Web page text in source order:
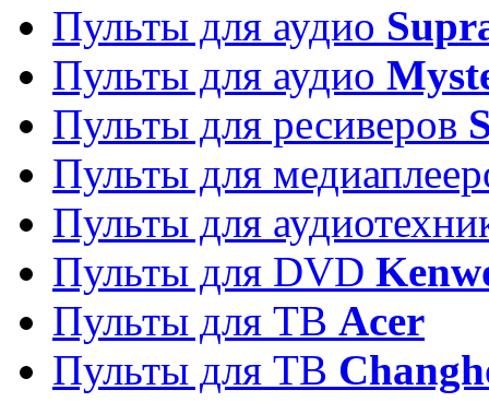
Пульты для аудио
Пульты для аудио
Пульты для ресиверов
Пульты для
Пульты для
Пульты для DVD
Пульты для ТВ Acer
Пульты для ТВ